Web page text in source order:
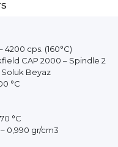
4200 cps. (160°C)
CAP 2000 – Spindle 2
Soluk Beyaz
°C
°C
0,990 gr/cm3